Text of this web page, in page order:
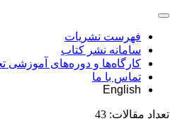
فهرست نشریات
سامانه نشر کتاب
کارگاه‌ها و دوره‌های
تماس با ما
English
تعداد مقالات: 43